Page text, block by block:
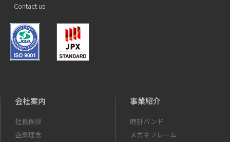
Contact us
会社案内
社長挨拶
企業理念
事業紹介
時計バンド
メガネフレーム